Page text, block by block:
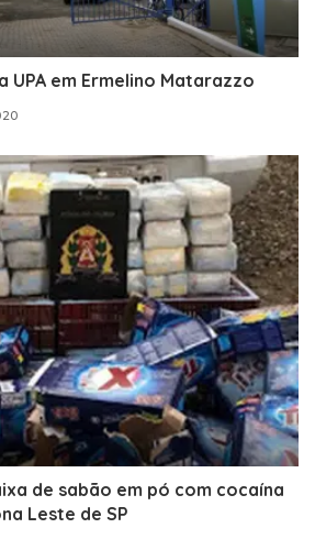
UPA em Ermelino Matarazzo
de sabão em pó com cocaína
Leste de SP